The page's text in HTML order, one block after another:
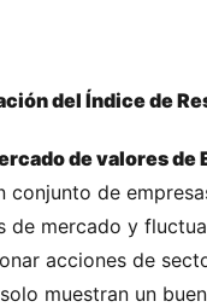
del Índice de
de valores de
conjunto de
de mercado y
acciones de
muestran un